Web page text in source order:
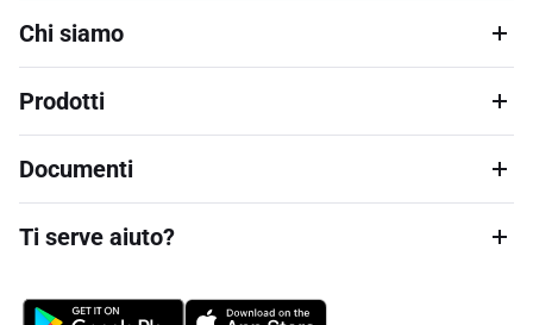
Chi siamo
Prodotti
Documenti
Ti serve aiuto?